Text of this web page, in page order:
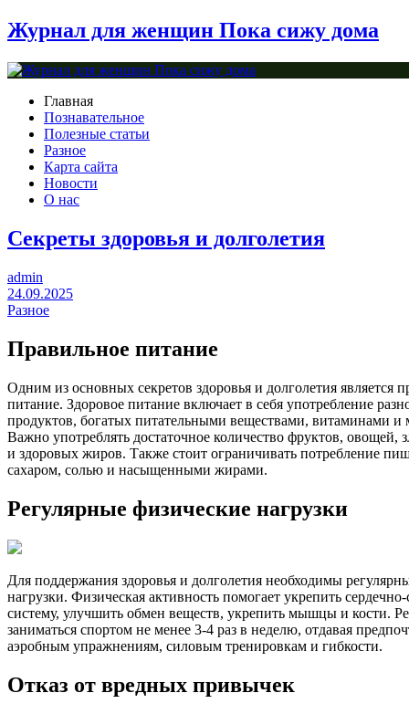
Журнал для женщин Пока сижу дома
Главная
Познавательное
Полезные статьи
Разное
Карта сайта
Новости
О нас
Секреты здоровья и долголетия
admin
24.09.2025
Разное
Правильное питание
Одним из основных секретов здоровья и долголетия является
питание. Здоровое питание включает в себя употребление
продуктов, богатых питательными веществами, витаминами и
Важно употреблять достаточное количество фруктов, овощей,
и здоровых жиров. Также стоит ограничивать потребление
сахаром, солью и насыщенными жирами.
Регулярные физические нагрузки
Для поддержания здоровья и долголетия необходимы
нагрузки. Физическая активность помогает укрепить
систему, улучшить обмен веществ, укрепить мышцы и кости.
заниматься спортом не менее 3-4 раз в неделю, отдавая
аэробным упражнениям, силовым тренировкам и гибкости.
Отказ от вредных привычек